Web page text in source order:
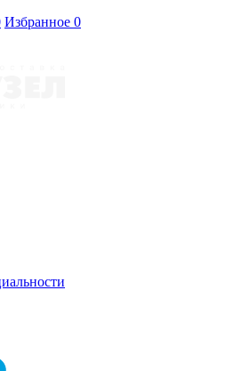
Избранное 0